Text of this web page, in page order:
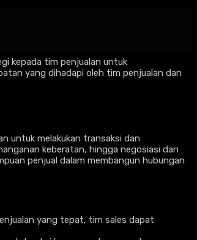
sebuah perusahaan. Namun,
penjualan yang diinginkan. Di sinilah
kepada tim penjualan untuk
yang dihadapi oleh tim penjualan dan
untuk melakukan transaksi dan
keberatan, hingga negosiasi dan
penjual dalam membangun hubungan
yang tepat, tim sales dapat